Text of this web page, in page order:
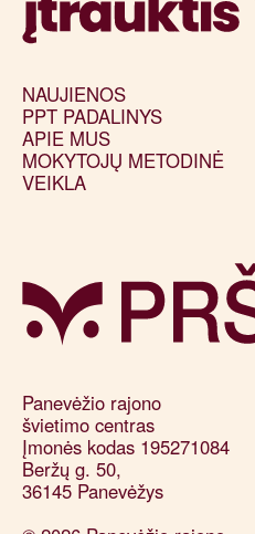
Panevėžio rajono
švietimo centras
Įmonės kodas 195271084
Beržų g. 50,
36145 Panevėžys
NAUJIENOS
PPT PADALINYS
APIE MUS
MOKYTOJŲ METODINĖ
VEIKLA